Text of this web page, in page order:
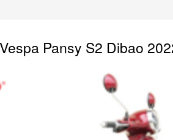
Pansy S2 Dibao